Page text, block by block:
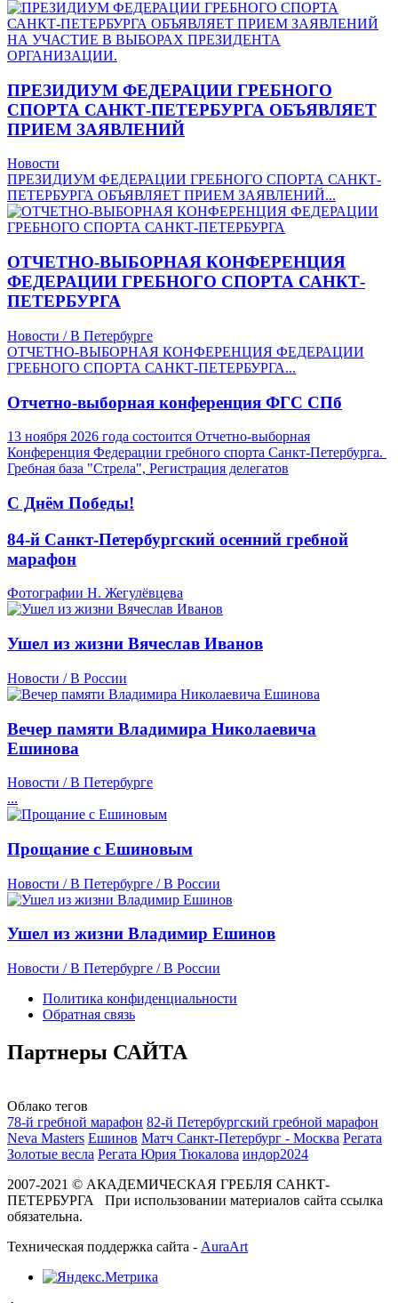
ПРЕЗИДИУМ ФЕДЕРАЦИИ ГРЕБНОГО
СПОРТА САНКТ-ПЕТЕРБУРГА ОБЪЯВЛЯЕТ
ПРИЕМ ЗАЯВЛЕНИЙ
Новости
ПРЕЗИДИУМ ФЕДЕРАЦИИ ГРЕБНОГО СПОРТА САНКТ-
ПЕТЕРБУРГА ОБЪЯВЛЯЕТ ПРИЕМ ЗАЯВЛЕНИЙ...
ОТЧЕТНО-ВЫБОРНАЯ КОНФЕРЕНЦИЯ
ФЕДЕРАЦИИ ГРЕБНОГО СПОРТА САНКТ-
ПЕТЕРБУРГА
Новости / В Петербурге
ОТЧЕТНО-ВЫБОРНАЯ КОНФЕРЕНЦИЯ ФЕДЕРАЦИИ
ГРЕБНОГО СПОРТА САНКТ-ПЕТЕРБУРГА...
Отчетно-выборная конференция ФГС СПб
13 ноября 2026 года состоится Отчетно-выборная
Конференция Федерации гребного спорта Санкт-Петербурга.
Гребная база "Стрела", Регистрация делегатов
С Днём Победы!
84-й Санкт-Петербургский осенний гребной
марафон
Фотографии Н. Жегулёвцева
Ушел из жизни Вячеслав Иванов
Новости / В России
Вечер памяти Владимира Николаевича
Ешинова
Новости / В Петербурге
...
Прощание с Ешиновым
Новости / В Петербурге / В России
Ушел из жизни Владимир Ешинов
Новости / В Петербурге / В России
Политика конфиденциальности
Обратная связь
Партнеры САЙТА
Облако тегов
78-й гребной марафон 82-й Петербургский гребной марафон
Neva Masters Ешинов Матч Санкт-Петербург - Москва Регата
Золотые весла Регата Юрия Тюкалова индор2024
2007-2021 © АКАДЕМИЧЕСКАЯ ГРЕБЛЯ САНКТ-
ПЕТЕРБУРГА При использовании материалов сайта ссылка
обязательна.
Техническая поддержка сайта - AuraArt